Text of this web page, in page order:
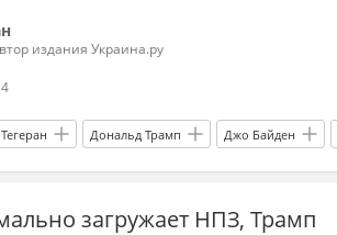
издания Украина.ру
Тегеран Дональд Трамп Джо Байден
Биньямин Нетаньяху Украина.ру
загружает НПЗ, Трамп